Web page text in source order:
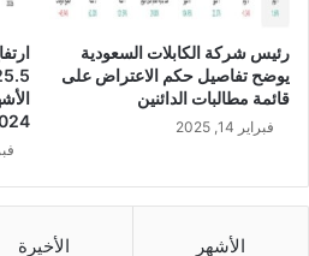
ف
ي
ب
رئيس شركة الكابلات السعودية
يوضح تفاصيل حكم الاعتراض على
قائمة مطالبات الدائنين
فبراير 14, 2025
الأشهر الأخيرة